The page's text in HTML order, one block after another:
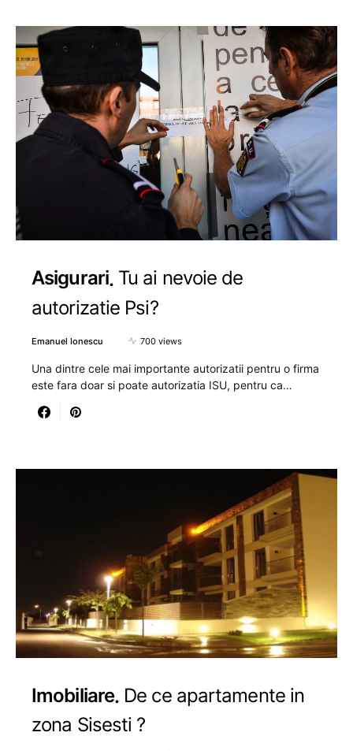
Asigurari Tu ai nevoie de
autorizatie Psi?
Emanuel Ionescu 700 views
Una dintre cele mai importante autorizatii pentru o firma
este fara doar si poate autorizatia ISU, pentru ca…
Imobiliare De ce apartamente in
zona Sisesti ?